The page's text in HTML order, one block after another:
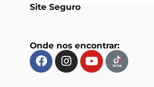
Site Seguro
Onde nos encontrar: